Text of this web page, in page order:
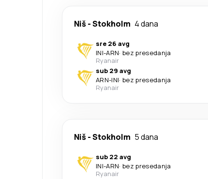
Niš -Stokholm 4 dana
sre 26 avg
INI-ARN· bez presedanja
Ryanair
sub 29 avg
ARN-INI· bez presedanja
Ryanair
Niš -Stokholm 5 dana
sub 22 avg
INI-ARN· bez presedanja
Ryanair